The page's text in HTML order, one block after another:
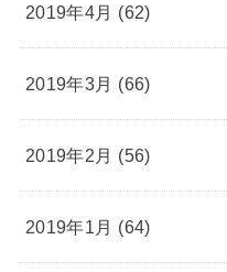
2019年4月 (62)
2019年3月 (66)
2019年2月 (56)
2019年1月 (64)